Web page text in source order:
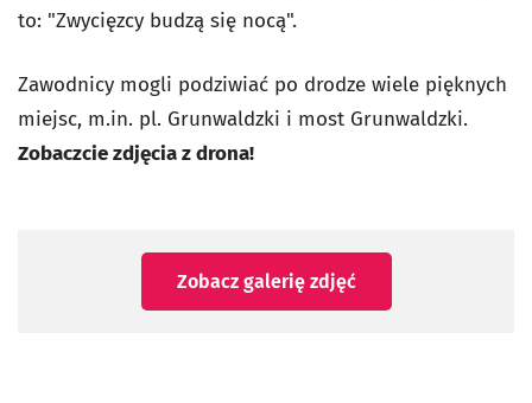
to: "Zwycięzcy budzą się nocą".
Zawodnicy mogli podziwiać po drodze wiele pięknych
miejsc, m.in. pl. Grunwaldzki i most Grunwaldzki.
Zobaczcie zdjęcia z drona!
Zobacz galerię zdjęć